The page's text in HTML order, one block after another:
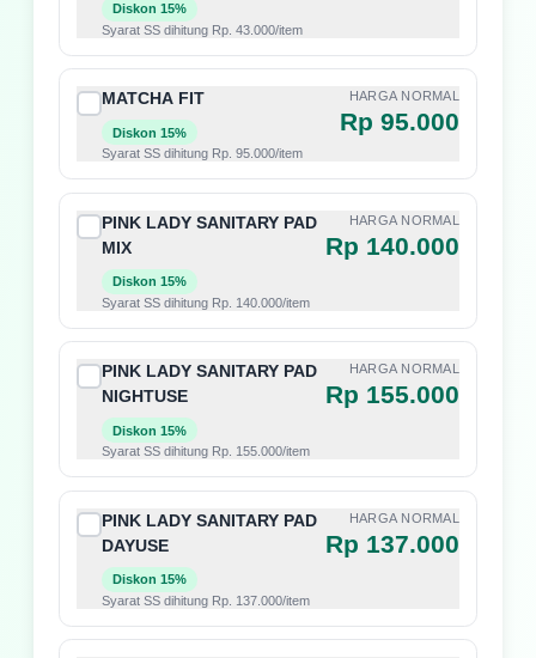
Diskon 15%
Syarat SS dihitung Rp. 43.000/item
MATCHA FIT
Diskon 15%
Syarat SS dihitung Rp. 95.000/item
HARGA NORMAL
Rp 95.000
PINK LADY SANITARY PAD
MIX
Diskon 15%
Syarat SS dihitung Rp. 140.000/item
HARGA NORMAL
Rp 140.000
PINK LADY SANITARY PAD
NIGHTUSE
Diskon 15%
Syarat SS dihitung Rp. 155.000/item
HARGA NORMAL
Rp 155.000
PINK LADY SANITARY PAD
DAYUSE
Diskon 15%
Syarat SS dihitung Rp. 137.000/item
HARGA NORMAL
Rp 137.000